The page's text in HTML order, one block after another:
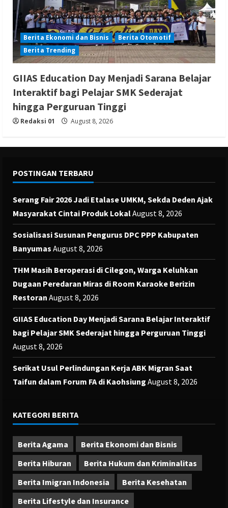
Berita Ekonomi dan Bisnis
Berita Otomotif
Berita Trending
GIIAS Education Day Menjadi Sarana Belajar
Interaktif bagi Pelajar SMK Sederajat
hingga Perguruan Tinggi
Redaksi 01 August 8, 2026
POSTINGAN TERBARU
Serang Fair 2026 Jadi Etalase UMKM, Sekda Deden Ajak
Masyarakat Cintai Produk LokalAugust 8, 2026
Sosialisasi Susunan Pengurus DPC PPP Kabupaten
Banyumas August 8, 2026
THM Masih Beroperasi di Cilegon, Warga Keluhkan
Dugaan Peredaran Miras di Room Karaoke Berizin
Restoran August 8, 2026
GIIAS Education Day Menjadi Sarana Belajar Interaktif
bagi Pelajar SMK Sederajat hingga Perguruan Tinggi
August 8, 2026
Serikat Usul Perlindungan Kerja ABK Migran Saat
Taifun dalam Forum FA di Kaohsiung August 8, 2026
KATEGORI BERITA
Berita Agama
Berita Ekonomi dan Bisnis
Berita Hiburan
Berita Hukum dan Kriminalitas
Berita Imigran Indonesia
Berita Kesehatan
Berita Lifestyle dan Insurance